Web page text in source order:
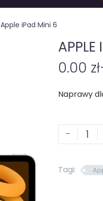
Apple iPad Mini 6
0.00 zł
Naprawy
-
Tagi: